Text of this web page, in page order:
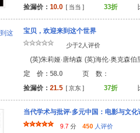
捡漏价： 10.0 [ 当当 ] 33折 比
宝贝，欢迎来到这个世界
少于2人评价
(英)朱莉娅·唐纳森 (英)海伦·奥克森
定 价：58.0 页
捡漏价： 21.5 [ 京东 ] 37折 比
当代学术与批评·多元中国：电影与文化
9.7 分 450 人评价